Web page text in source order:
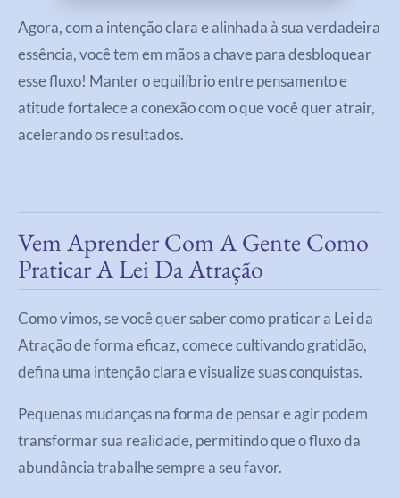
Agora, com a intenção clara e alinhada à sua verdadeira
essência, você tem em mãos a chave para desbloquear
esse fluxo! Manter o equilíbrio entre pensamento e
atitude fortalece a conexão com o que você quer atrair,
acelerando os resultados.
Vem Aprender Com A Gente Como
Praticar A Lei Da Atração
Como vimos, se você quer saber como praticar a Lei da
Atração de forma eficaz, comece cultivando gratidão,
defina uma intenção clara e visualize suas conquistas.
Pequenas mudanças na forma de pensar e agir podem
transformar sua realidade, permitindo que o fluxo da
abundância trabalhe sempre a seu favor.